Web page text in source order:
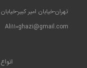
تهران-خیابان امیر کبیر-
Ali110ghazi@gmail.com